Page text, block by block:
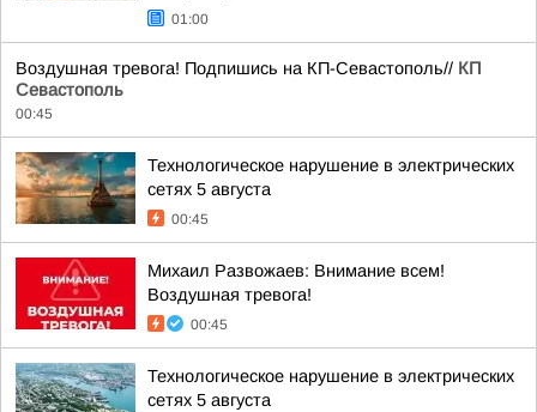
01:00
Воздушная тревога! Подпишись на КП-Севастополь// КП
Севастополь
00:45
Технологическое нарушение в электрических
сетях 5 августа
00:45
Михаил Развожаев: Внимание всем!
Воздушная тревога!
00:45
Технологическое нарушение в электрических
сетях 5 августа